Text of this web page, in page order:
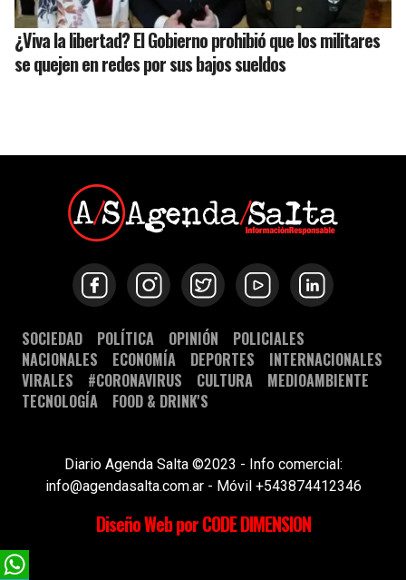
¿Viva la libertad? El Gobierno prohibió que los militares
se quejen en redes por sus bajos sueldos
SOCIEDAD POLÍTICA OPINIÓN
POLICIALES
NACIONALES
ECONOMÍA DEPORTES
INTERNACIONALES
VIRALES
#CORONAVIRUS CULTURA
MEDIOAMBIENTE
TECNOLOGÍA
FOOD & DRINK'S
Diario Agenda Salta ©2023 - Info comercial:
info@agendasalta.com.ar - Móvil +543874412346
Diseño Web por CODE DIMENSION